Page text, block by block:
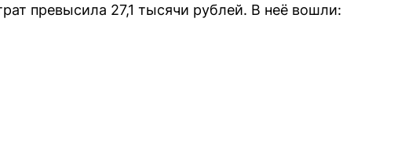
превысила 27,1 тысячи рублей. В неё вошли: